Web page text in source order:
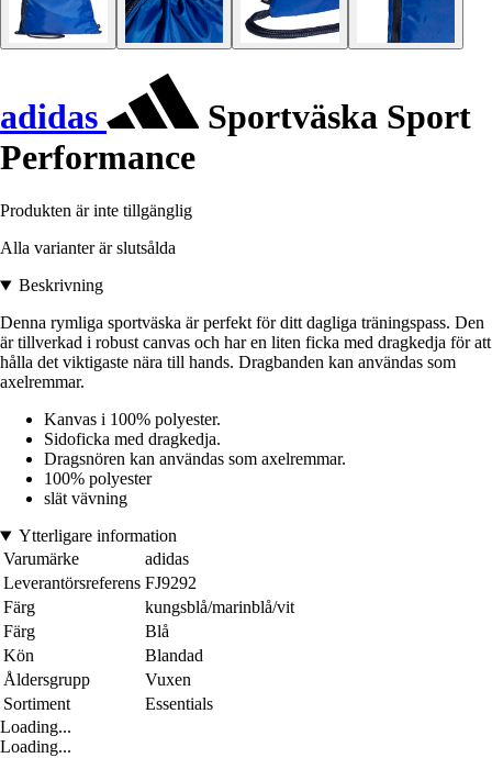
adidas
Sportväska Sport
Performance
Produkten är inte tillgänglig
Alla varianter är slutsålda
Beskrivning
Denna rymliga sportväska är perfekt för ditt dagliga träningspass. Den
är tillverkad i robust canvas och har en liten ficka med dragkedja för att
hålla det viktigaste nära till hands. Dragbanden kan användas som
axelremmar.
Kanvas i 100% polyester.
Sidoficka med dragkedja.
Dragsnören kan användas som axelremmar.
100% polyester
slät vävning
Ytterligare information
Varumärke
adidas
Leverantörsreferens FJ9292
Färg
kungsblå/marinblå/vit
Färg
Blå
Kön
Blandad
Åldersgrupp
Vuxen
Sortiment
Essentials
Loading...
Loading...